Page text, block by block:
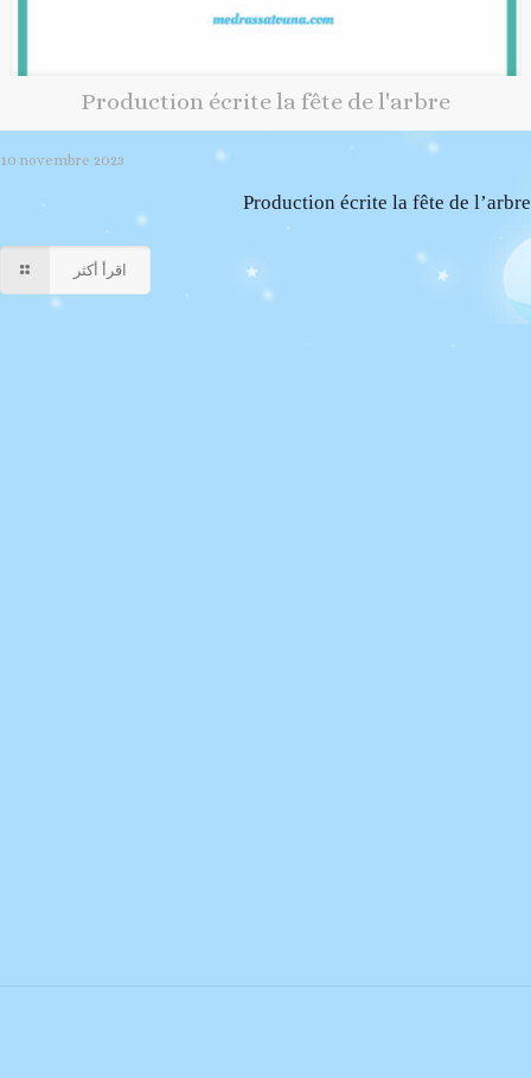
Production écrite la fête de l'arbre
10 novembre 2023
Production écrite la fête de l’arbre
اقرأ أكثر